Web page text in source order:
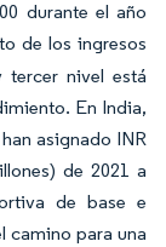
durante el año
de los ingresos
tercer nivel está
En India,
asignado INR
de 2021 a
de base e
camino para una